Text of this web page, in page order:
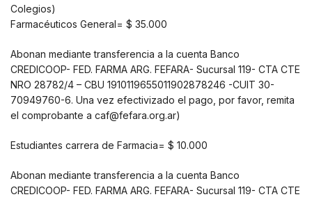
Colegios)
Farmacéuticos General= $ 35.000
Abonan mediante transferencia a la cuenta Banco
CREDICOOP- FED. FARMA ARG. FEFARA- Sucursal 119- CTA CTE
NRO 28782/4 – CBU 1910119655011902878246 -CUIT 30-
70949760-6. Una vez efectivizado el pago, por favor, remita
el comprobante a caf@fefara.org.ar)
Estudiantes carrera de Farmacia= $ 10.000
Abonan mediante transferencia a la cuenta Banco
CREDICOOP- FED. FARMA ARG. FEFARA- Sucursal 119- CTA CTE